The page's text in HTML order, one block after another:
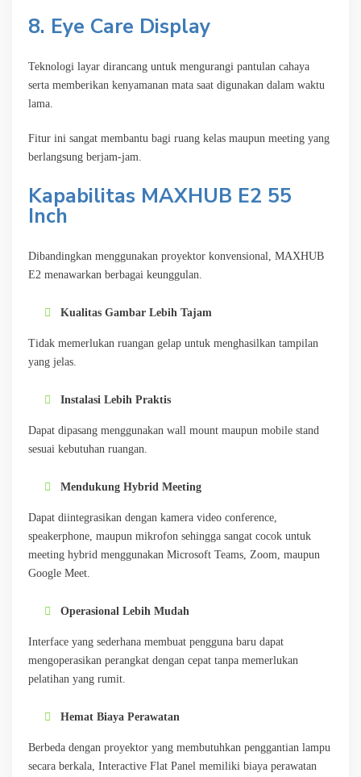
8. Eye Care Display
Teknologi layar dirancang untuk mengurangi pantulan cahaya
serta memberikan kenyamanan mata saat digunakan dalam waktu
lama.
Fitur ini sangat membantu bagi ruang kelas maupun meeting yang
berlangsung berjam-jam.
Kapabilitas MAXHUB E2 55
Inch
Dibandingkan menggunakan proyektor konvensional, MAXHUB
E2 menawarkan berbagai keunggulan.
Kualitas Gambar Lebih Tajam
Tidak memerlukan ruangan gelap untuk menghasilkan tampilan
yang jelas.
Instalasi Lebih Praktis
Dapat dipasang menggunakan wall mount maupun mobile stand
sesuai kebutuhan ruangan.
Mendukung Hybrid Meeting
Dapat diintegrasikan dengan kamera video conference,
speakerphone, maupun mikrofon sehingga sangat cocok untuk
meeting hybrid menggunakan Microsoft Teams, Zoom, maupun
Google Meet.
Operasional Lebih Mudah
Interface yang sederhana membuat pengguna baru dapat
mengoperasikan perangkat dengan cepat tanpa memerlukan
pelatihan yang rumit.
Hemat Biaya Perawatan
Berbeda dengan proyektor yang membutuhkan penggantian lampu
secara berkala, Interactive Flat Panel memiliki biaya perawatan